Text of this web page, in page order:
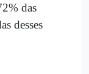
das
desses